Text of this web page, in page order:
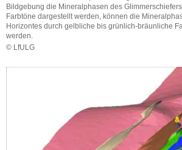
Bildgebung die Mineralphasen des
Farbtöne dargestellt werden, können die
Horizontes durch gelbliche bis grünlich-bräunliche
werden.
© LfULG
der